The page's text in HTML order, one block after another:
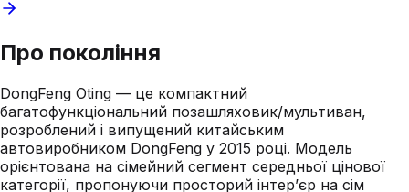
Про покоління
DongFeng Oting — це компактний
багатофункціональний позашляховик/мультиван,
розроблений і випущений китайським
автовиробником DongFeng у 2015 році. Модель
орієнтована на сімейний сегмент середньої цінової
категорії, пропонуючи просторий інтер’єр на сім